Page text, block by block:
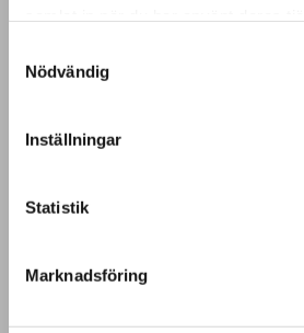
Nödvändig
Inställningar
Statistik
Marknadsföring